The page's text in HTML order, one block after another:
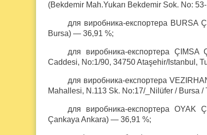
(Bekdemir Mah.Yukarı Bekdemir Sok. No:
для виробника-експортера BURSA
Bursa) — 36,91 %;
для виробника-експортера
Caddesi, No:1/90, 34750 Ataşehir/Istanbul,
для виробника-експортера
Mahallesi, N.113 Sk. No:17/_Nilüfer / Bursa
для виробника-експортера OYAK
Çankaya Ankara) — 36,91 %;